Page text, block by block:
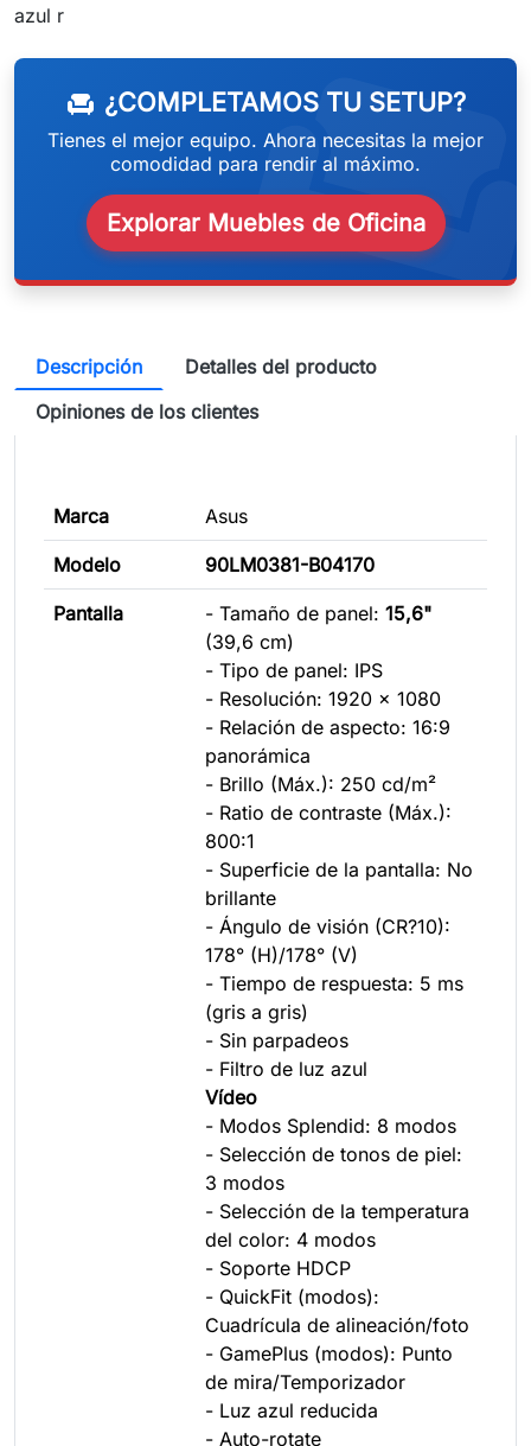
azul r
chair ¿COMPLETAMOS TU SETUP?
Tienes el mejor equipo. Ahora necesitas la mejor
comodidad para rendir al máximo.
Explorar Muebles de Oficina
Descripción
Detalles del producto
Opiniones de los clientes
Marca Asus
Modelo 90LM0381-B04170
Pantalla - Tamaño de panel: 15,6"
(39,6 cm)
- Tipo de panel: IPS
- Resolución: 1920 x 1080
- Relación de aspecto: 16:9
panorámica
- Brillo (Máx.): 250 cd/m²
- Ratio de contraste (Máx.):
800:1
- Superficie de la pantalla: No
brillante
- Ángulo de visión (CR?10):
178° (H)/178° (V)
- Tiempo de respuesta: 5 ms
(gris a gris)
- Sin parpadeos
- Filtro de luz azul
Vídeo
- Modos Splendid: 8 modos
- Selección de tonos de piel:
3 modos
- Selección de la temperatura
del color: 4 modos
- Soporte HDCP
- QuickFit (modos):
Cuadrícula de alineación/foto
- GamePlus (modos): Punto
de mira/Temporizador
- Luz azul reducida
- Auto-rotate